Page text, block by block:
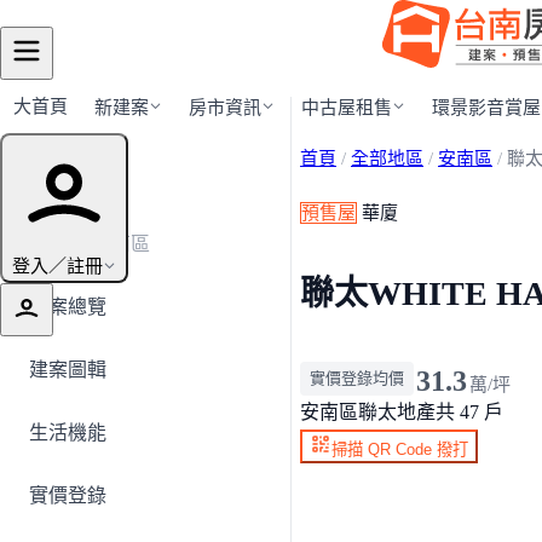
大首頁 新建案 房市資訊 中古屋租售 環景影音賞屋
登入／註冊
建案導覽
← 返回安南區
建案總覽
建案圖輯
生活機能
實價登錄
首頁 / 全部地區 / 安南區 / 聯
預售屋 華廈
聯太WHITE
實價登錄均價 31.3萬/坪
安南區聯太地產共 47 戶
掃描 QR Code 撥打